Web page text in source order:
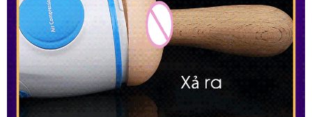
Tự
Động
Co
Bóp
Cực
Phê
AD33H